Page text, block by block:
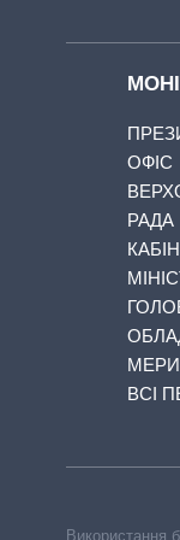
ОФІС
РАДА
МЕРИ
ВСІ
Використання